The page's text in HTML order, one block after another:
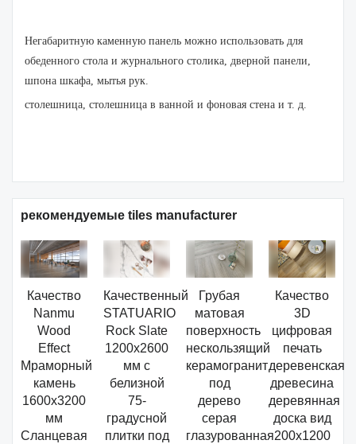
Негабаритную каменную панель можно использовать для
обеденного стола и журнального столика, дверной панели,
шпона шкафа, мытья рук.
столешница, столешница в ванной и фоновая стена и т. д.
рекомендуемые tiles manufacturer
Качество
Nanmu
Wood
Effect
Мраморный
камень
1600x3200
мм
Сланцевая
Качественный
STATUARIO
Rock Slate
1200x2600
мм с
белизной
75-
градусной
плитки под
Грубая
матовая
поверхность
нескользящий
керамогранит
под
дерево
серая
глазурованная
Качество
3D
цифровая
печать
деревенская
древесина
деревянная
доска вид
200x1200